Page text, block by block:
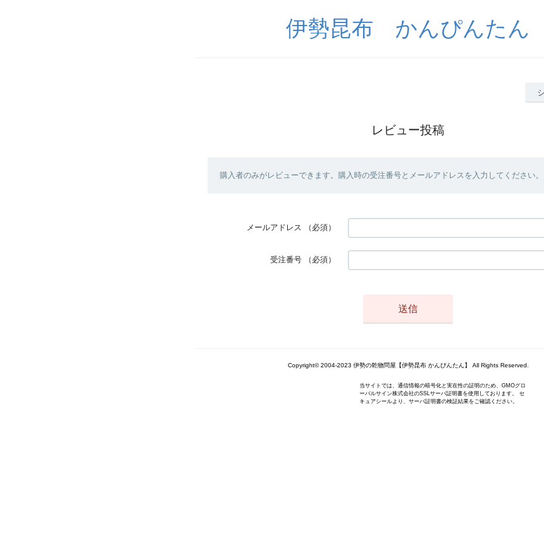
伊勢昆布 かんぴんたん
レビュー投稿
購入者のみがレビューできます。購入時の受注番号とメールアドレスを入力してください。
メールアドレス （必須）
受注番号 （必須）
Copyright© 2004-2023 伊勢の乾物問屋【伊勢昆布 かんぴんたん】 All Rights Reserved.
当サイトでは、通信情報の暗号化と実在性の証明のため、GMOグロ
ーバルサイン株式会社のSSLサーバ証明書を使用しております。 セ
キュアシールより、サーバ証明書の検証結果をご確認ください。